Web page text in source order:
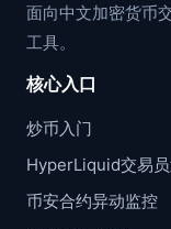
面向中文加密货币
工具。
核心入口
炒币入门
HyperLiquid交易
币安合约异动监控